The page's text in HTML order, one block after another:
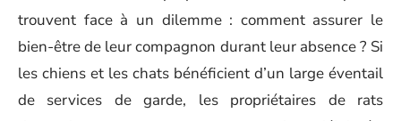
trouvent face à un dilemme : comment assurer le
bien-être de leur compagnon durant leur absence ? Si
les chiens et les chats bénéficient d’un large éventail
de services de garde, les propriétaires de rats